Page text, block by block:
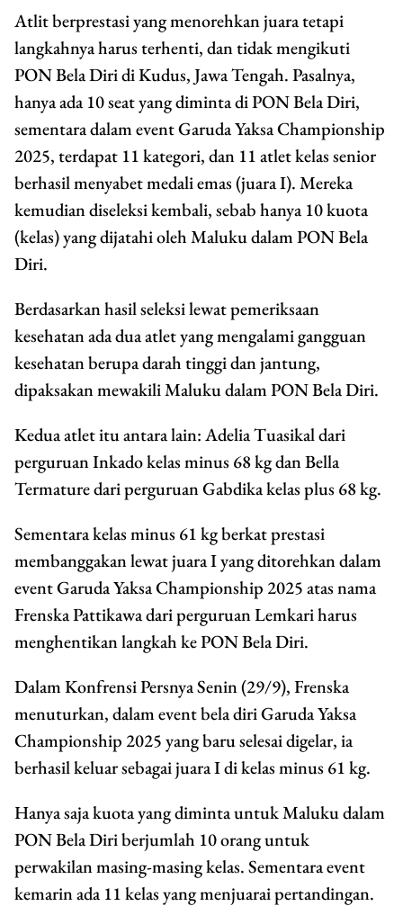
Atlit berprestasi yang menorehkan juara tetapi
langkahnya harus terhenti, dan tidak mengikuti
PON Bela Diri di Kudus, Jawa Tengah. Pasalnya,
hanya ada 10 seat yang diminta di PON Bela Diri,
sementara dalam event Garuda Yaksa Championship
2025, terdapat 11 kategori, dan 11 atlet kelas senior
berhasil menyabet medali emas (juara I). Mereka
kemudian diseleksi kembali, sebab hanya 10 kuota
(kelas) yang dijatahi oleh Maluku dalam PON Bela
Diri.
Berdasarkan hasil seleksi lewat pemeriksaan
kesehatan ada dua atlet yang mengalami gangguan
kesehatan berupa darah tinggi dan jantung,
dipaksakan mewakili Maluku dalam PON Bela Diri.
Kedua atlet itu antara lain: Adelia Tuasikal dari
perguruan Inkado kelas minus 68 kg dan Bella
Termature dari perguruan Gabdika kelas plus 68 kg.
Sementara kelas minus 61 kg berkat prestasi
membanggakan lewat juara I yang ditorehkan dalam
event Garuda Yaksa Championship 2025 atas nama
Frenska Pattikawa dari perguruan Lemkari harus
menghentikan langkah ke PON Bela Diri.
Dalam Konfrensi Persnya Senin (29/9), Frenska
menuturkan, dalam event bela diri Garuda Yaksa
Championship 2025 yang baru selesai digelar, ia
berhasil keluar sebagai juara I di kelas minus 61 kg.
Hanya saja kuota yang diminta untuk Maluku dalam
PON Bela Diri berjumlah 10 orang untuk
perwakilan masing-masing kelas. Sementara event
kemarin ada 11 kelas yang menjuarai pertandingan.